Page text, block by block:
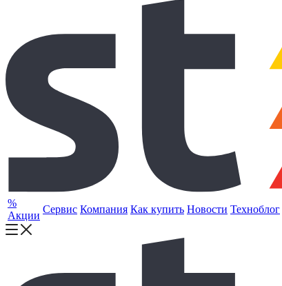
%
Акции
Сервис Компания Как купить Новости Техноблог